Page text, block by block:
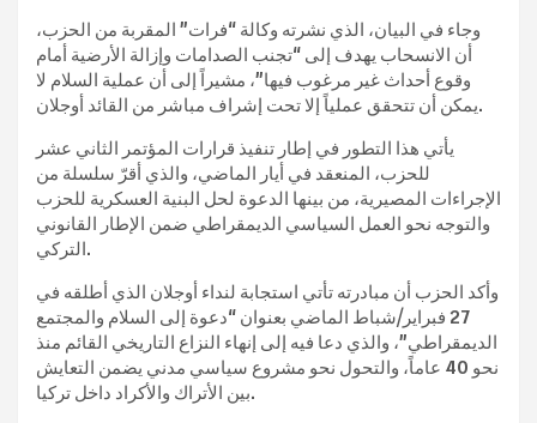
وجاء في البيان، الذي نشرته وكالة “فرات” المقربة من الحزب،
أن الانسحاب يهدف إلى “تجنب الصدامات وإزالة الأرضية أمام
وقوع أحداث غير مرغوب فيها”، مشيراً إلى أن عملية السلام لا
يمكن أن تتحقق عملياً إلا تحت إشراف مباشر من القائد أوجلان.
يأتي هذا التطور في إطار تنفيذ قرارات المؤتمر الثاني عشر
للحزب، المنعقد في أيار الماضي، والذي أقرّ سلسلة من
الإجراءات المصيرية، من بينها الدعوة لحل البنية العسكرية للحزب
والتوجه نحو العمل السياسي الديمقراطي ضمن الإطار القانوني
التركي.
وأكد الحزب أن مبادرته تأتي استجابة لنداء أوجلان الذي أطلقه في
27 فبراير/شباط الماضي بعنوان “دعوة إلى السلام والمجتمع
الديمقراطي”، والذي دعا فيه إلى إنهاء النزاع التاريخي القائم منذ
نحو 40 عاماً، والتحول نحو مشروع سياسي مدني يضمن التعايش
بين الأتراك والأكراد داخل تركيا.